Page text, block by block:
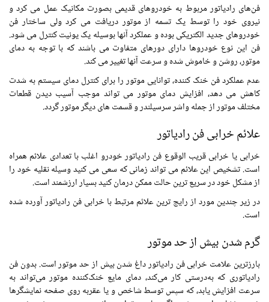
فن‌های رادیاتور مربوط به خودروهای قدیمی بصورت مکانیک عمل می کرد و
نیروی خود را توسط یک تسمه از موتور دریافت می کرد ولی ساختار فن
خودروهای جدید الکتریکی بوده و عملکرد آنها بوسیله یک یونیت کنترل می شود.
فن این نوع خودروها دارای دورهای متفاوت می باشند که با توجه به دمای
موتور، روشن و خاموش شده و سرعت آنها تغییر می کند.
عدم عملکرد فن خنک کننده، توانایی موتور را برای کنترل دمای سیستم به شدت
کاهش می دهد، افزایش دمای موتور می تواند موجب آسیب دیدن قطعات
مختلف موتور از جمله واشر سرسیلندر و قسمت های دیگر موتور گردد.
علائم خرابی فن رادیاتور
خرابی یا خرابی قریب الوقوع فن رادیاتور خودرو اغلب با تعدادی علائم همراه
است. تشخیص این علائم می تواند زمانی که سعی می کنید وسیله نقلیه خود را
از مشکل خود در سریع ترین حالت ممکن درمان کنید بسیار ارزشمند است.
در زیر چندین مورد از رایج ترین علائم مرتبط با خرابی فن رادیاتور آورده شده
است.
گرم شدن بیش از حد موتور
بارزترین علامت خرابی فن رادیاتور داغ شدن بیش از حد موتور است. بدون فن
رادیاتوری که به‌درستی کار می‌کند، دمای مایع خنک‌کننده موتور می‌تواند به
سرعت افزایش یابد، که سپس توسط شاخص و یا عقربه روی صفحه نمایشگرها